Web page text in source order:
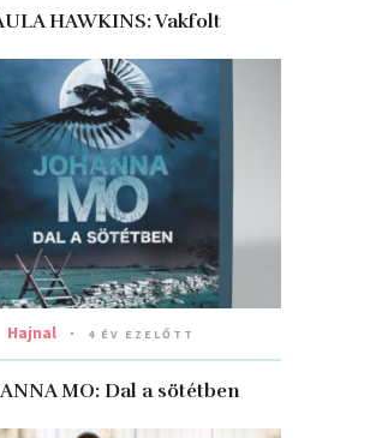
HAWKINS: Vakfolt
Hajnal 4 ÉV EZELŐTT
MO: Dal a sötétben